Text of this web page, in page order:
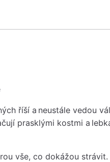
říší a neustále vedou
prasklými kostmi a
vše, co dokážou